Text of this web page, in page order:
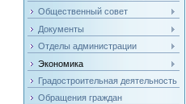
Общественный совет
Документы
Отделы администрации
Экономика
Градостроительная деятельность
Обращения граждан